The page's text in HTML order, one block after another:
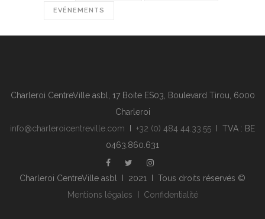
EVÉNEMENTS
Charleroi CentreVille asbl, 17 Boite ES03, Boulevard Tirou, 6000
Charleroi
info@charleroicentreville.com
+32 (0) 484 44.33.55 I TVA : BE
0463.860.631
Charleroi CentreVille asbl I 2021 I Tous droits réservés ©
Mentions légales
Confidentialité